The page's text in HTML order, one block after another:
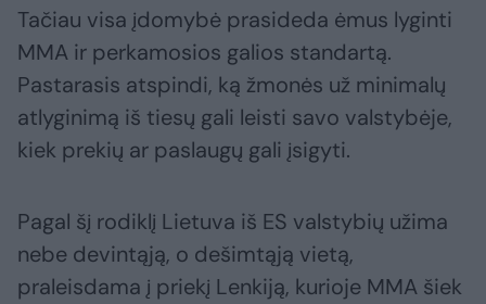
Tačiau visa įdomybė prasideda ėmus lyginti
MMA ir perkamosios galios standartą.
Pastarasis atspindi, ką žmonės už minimalų
atlyginimą iš tiesų gali leisti savo valstybėje,
kiek prekių ar paslaugų gali įsigyti.
Pagal šį rodiklį Lietuva iš ES valstybių užima
nebe devintąją, o dešimtąją vietą,
praleisdama į priekį Lenkiją, kurioje MMA šiek